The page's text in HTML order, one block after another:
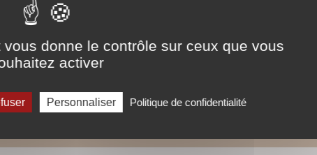
d'une prise d'appui avant-pied
sa posture du quotidien à la pratique sportive, Frédéric
sulla destra della barra di controllo presente in ogni video,
donne le contrôle sur ceux que vous
activer
Personnaliser Politique de confidentialité